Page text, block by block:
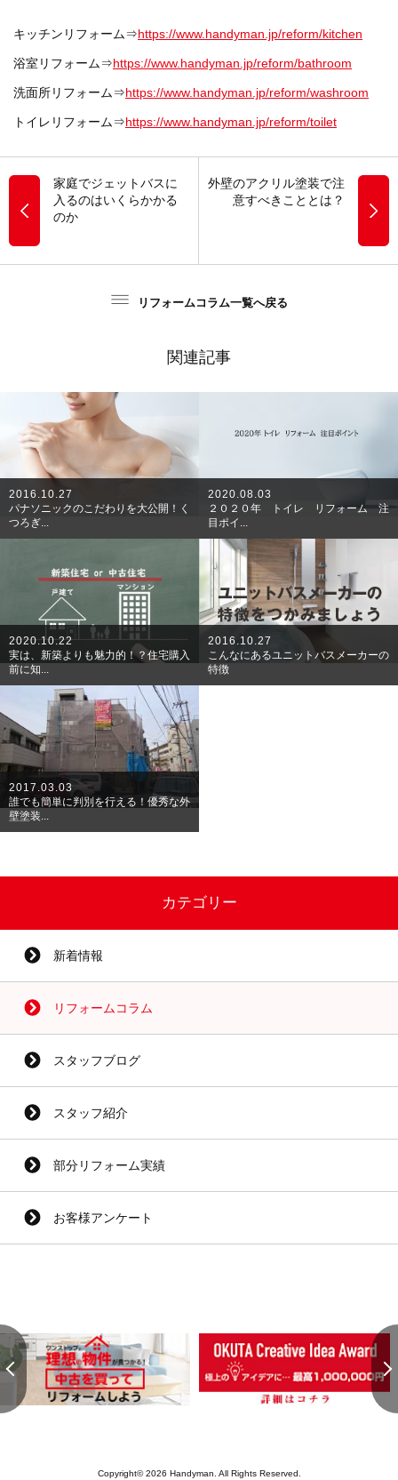
キッチンリフォーム⇒https://www.handyman.jp/reform/kitchen
浴室リフォーム⇒https://www.handyman.jp/reform/bathroom
洗面所リフォーム⇒https://www.handyman.jp/reform/washroom
トイレリフォーム⇒https://www.handyman.jp/reform/toilet
家庭でジェットバスに
入るのはいくらかかる
のか
外壁のアクリル塗装で注
意すべきこととは？
リフォームコラム一覧へ戻る
関連記事
2016.10.27
パナソニックのこだわりを大公開！く
つろぎ...
2020.08.03
２０２０年 トイレ リフォーム 注
目ポイ...
2020.10.22
実は、新築よりも魅力的！？住宅購入
前に知...
2016.10.27
こんなにあるユニットバスメーカーの
特徴
2017.03.03
誰でも簡単に判別を行える！優秀な外
壁塗装...
カテゴリー
新着情報
リフォームコラム
スタッフブログ
スタッフ紹介
部分リフォーム実績
お客様アンケート
Copyright© 2026 Handyman. All Rights Reserved.